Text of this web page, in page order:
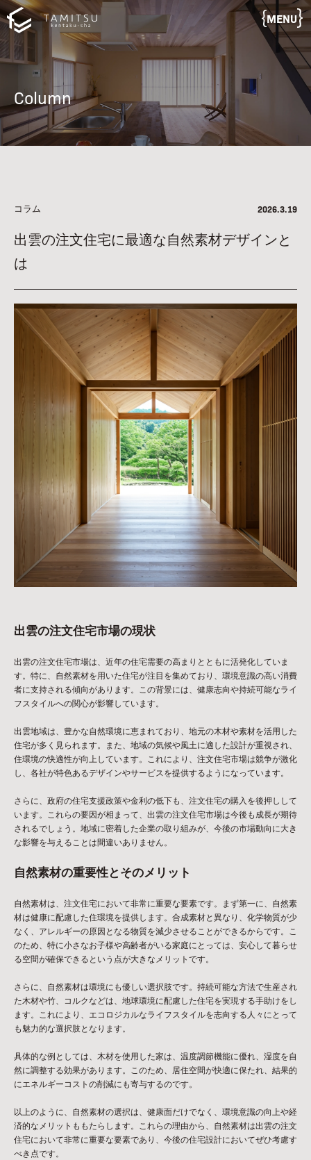
MENU
Column
コラム 2026.3.19
出雲の注文住宅に最適な自然素材デザインと
は
出雲の注文住宅市場の現状
出雲の注文住宅市場は、近年の住宅需要の高まりとともに活発化していま
す。特に、自然素材を用いた住宅が注目を集めており、環境意識の高い消費
者に支持される傾向があります。この背景には、健康志向や持続可能なライ
フスタイルへの関心が影響しています。
出雲地域は、豊かな自然環境に恵まれており、地元の木材や素材を活用した
住宅が多く見られます。また、地域の気候や風土に適した設計が重視され、
住環境の快適性が向上しています。これにより、注文住宅市場は競争が激化
し、各社が特色あるデザインやサービスを提供するようになっています。
さらに、政府の住宅支援政策や金利の低下も、注文住宅の購入を後押しして
います。これらの要因が相まって、出雲の注文住宅市場は今後も成長が期待
されるでしょう。地域に密着した企業の取り組みが、今後の市場動向に大き
な影響を与えることは間違いありません。
自然素材の重要性とそのメリット
自然素材は、注文住宅において非常に重要な要素です。まず第一に、自然素
材は健康に配慮した住環境を提供します。合成素材と異なり、化学物質が少
なく、アレルギーの原因となる物質を減少させることができるからです。こ
のため、特に小さなお子様や高齢者がいる家庭にとっては、安心して暮らせ
る空間が確保できるという点が大きなメリットです。
さらに、自然素材は環境にも優しい選択肢です。持続可能な方法で生産され
た木材や竹、コルクなどは、地球環境に配慮した住宅を実現する手助けをし
ます。これにより、エコロジカルなライフスタイルを志向する人々にとって
も魅力的な選択肢となります。
具体的な例としては、木材を使用した家は、温度調節機能に優れ、湿度を自
然に調整する効果があります。このため、居住空間が快適に保たれ、結果的
にエネルギーコストの削減にも寄与するのです。
以上のように、自然素材の選択は、健康面だけでなく、環境意識の向上や経
済的なメリットももたらします。これらの理由から、自然素材は出雲の注文
住宅において非常に重要な要素であり、今後の住宅設計においてぜひ考慮す
べき点です。